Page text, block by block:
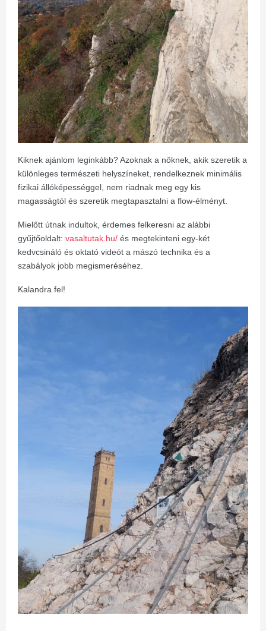
Kiknek ajánlom leginkább? Azoknak a nőknek, akik szeretik a
különleges természeti helyszíneket, rendelkeznek minimális
fizikai állóképességgel, nem riadnak meg egy kis
magasságtól és szeretik megtapasztalni a flow-élményt.
Mielőtt útnak indultok, érdemes felkeresni az alábbi
gyűjtőoldalt: vasaltutak.hu/ és megtekinteni egy-két
kedvcsináló és oktató videót a mászó technika és a
szabályok jobb megismeréséhez.
Kalandra fel!